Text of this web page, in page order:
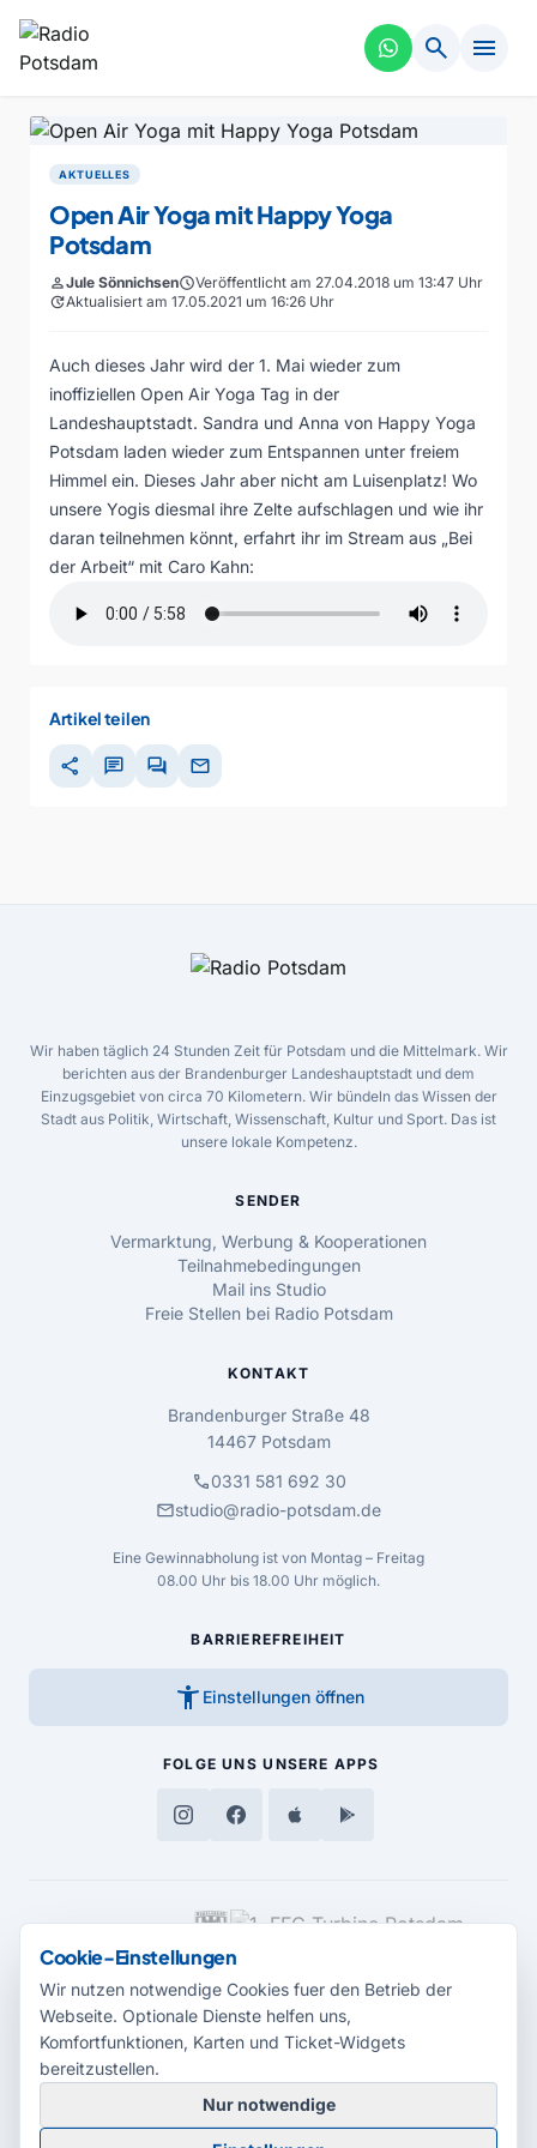
search menu
AKTUELLES
Open Air Yoga mit Happy Yoga
Potsdam
personJule SönnichsenscheduleVeröffentlicht am 27.04.2018 um 13:47 Uhr
updateAktualisiert am 17.05.2021 um 16:26 Uhr
Auch dieses Jahr wird der 1. Mai wieder zum
inoffiziellen Open Air Yoga Tag in der
Landeshauptstadt. Sandra und Anna von Happy Yoga
Potsdam laden wieder zum Entspannen unter freiem
Himmel ein. Dieses Jahr aber nicht am Luisenplatz! Wo
unsere Yogis diesmal ihre Zelte aufschlagen und wie ihr
daran teilnehmen könnt, erfahrt ihr im Stream aus „Bei
der Arbeit“ mit Caro Kahn:
Artikel teilen
share chat forum mail
Wir haben täglich 24 Stunden Zeit für Potsdam und die Mittelmark. Wir
berichten aus der Brandenburger Landeshauptstadt und dem
Einzugsgebiet von circa 70 Kilometern. Wir bündeln das Wissen der
Stadt aus Politik, Wirtschaft, Wissenschaft, Kultur und Sport. Das ist
unsere lokale Kompetenz.
SENDER
Vermarktung, Werbung & Kooperationen
Teilnahmebedingungen
Mail ins Studio
Freie Stellen bei Radio Potsdam
KONTAKT
Brandenburger Straße 48
14467 Potsdam
call0331 581 692 30
mailstudio@radio-potsdam.de
Eine Gewinnabholung ist von Montag – Freitag
08.00 Uhr bis 18.00 Uhr möglich.
BARRIEREFREIHEIT
accessibility_new Einstellungen öffnen
FOLGE UNS UNSERE APPS
MEDIENPARTNER
© 2026 Radio Potsdam. Webseite entwickelt durch dieMedienagentur
Cookie-Einstellungen
Wir nutzen notwendige Cookies fuer den Betrieb der
Webseite. Optionale Dienste helfen uns,
Komfortfunktionen, Karten und Ticket-Widgets
bereitzustellen.
Nur notwendige